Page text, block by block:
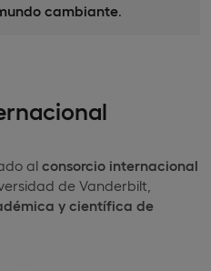
cambiante
al consorcio internacional
de Vanderbilt,
y científica de